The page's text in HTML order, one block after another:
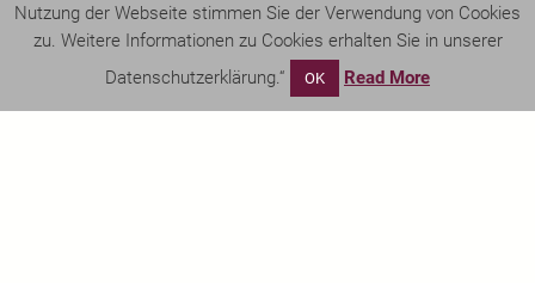
Nutzung der Webseite stimmen Sie der Verwendung von Cookies
zu. Weitere Informationen zu Cookies erhalten Sie in unserer
Datenschutzerklärung.“
OK Read More